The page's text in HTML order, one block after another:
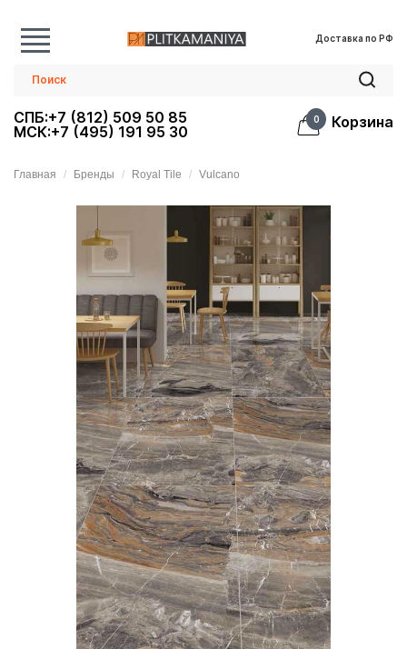
Доставка по РФ
СПБ:+7 (812) 509 50 85
МСК:+7 (495) 191 95 30
0 Корзина
Главная Бренды Royal Tile Vulcano